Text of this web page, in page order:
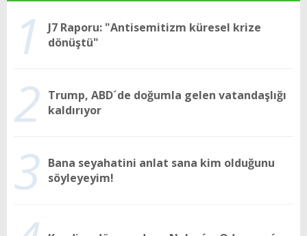
1
J7 Raporu: "Antisemitizm küresel krize
dönüştü"
2 Trump, ABD´de doğumla gelen vatandaşlığı
kaldırıyor
3 Bana seyahatini anlat sana kim olduğunu
söyleyeyim!